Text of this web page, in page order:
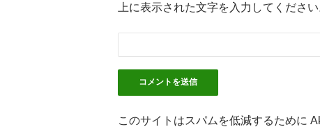
上に表示された文字を入力してください
このサイトはスパムを低減するために